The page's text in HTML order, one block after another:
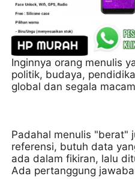
Inginnya orang menulis
politik, budaya,
global dan segala
Padahal menulis "berat"
referensi, butuh data
ada dalam fikiran, lalu
Ada pertanggung